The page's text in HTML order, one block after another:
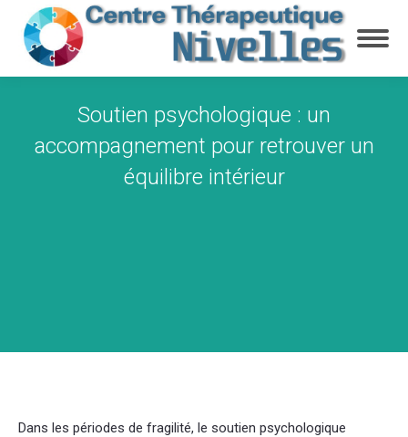
Soutien psychologique : un
accompagnement pour retrouver un
équilibre intérieur
Dans les périodes de fragilité, le soutien psychologique